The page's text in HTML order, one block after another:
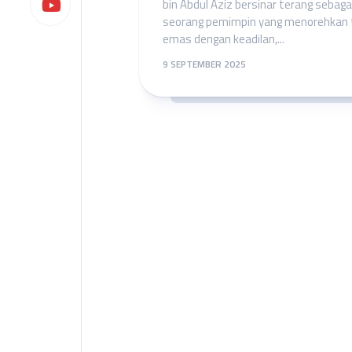
bin Abdul Aziz bersinar terang
seorang pemimpin yang
emas dengan keadilan,...
9 SEPTEMBER 2025